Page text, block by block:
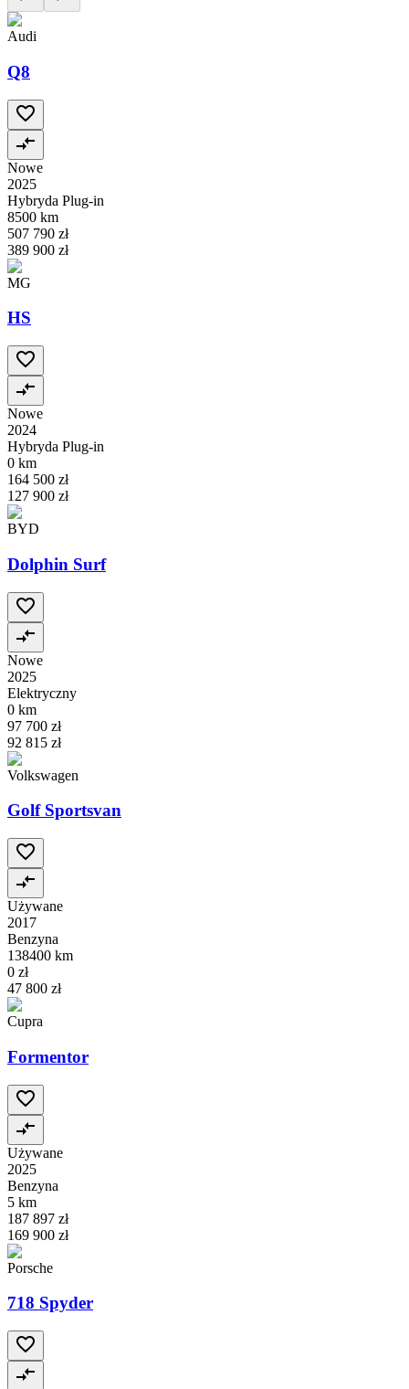
Audi
Q8
Nowe
2025
Hybryda Plug-in
8500 km
507 790 zł
389 900 zł
MG
HS
Nowe
2024
Hybryda Plug-in
0 km
164 500 zł
127 900 zł
BYD
Dolphin Surf
Nowe
2025
Elektryczny
0 km
97 700 zł
92 815 zł
Volkswagen
Golf Sportsvan
Używane
2017
Benzyna
138400 km
0 zł
47 800 zł
Cupra
Formentor
Używane
2025
Benzyna
5 km
187 897 zł
169 900 zł
Porsche
718 Spyder